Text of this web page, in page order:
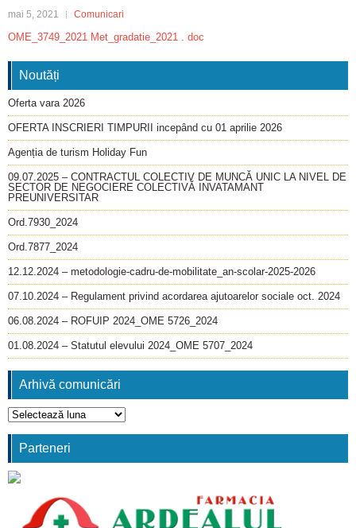
mai 5, 2021 Comunicari
OME_3749_2021 Met_gradatie_2021 . doc
Noutăți
Oferta vara 2026
OFERTA INSCRIERI TIMPURII incepând cu 01 aprilie 2026
Agenția de turism Holiday Fun
09.07.2025 – CONTRACTUL COLECTIV DE MUNCĂ UNIC LA NIVEL DE
SECTOR DE NEGOCIERE COLECTIVĂ INVATAMANT
PREUNIVERSITAR
Ord.7930_2024
Ord.7877_2024
12.12.2024 – metodologie-cadru-de-mobilitate_an-scolar-2025-2026
07.10.2024 – Regulament privind acordarea ajutoarelor sociale oct. 2024
06.08.2024 – ROFUIP 2024_OME 5726_2024
01.08.2024 – Statutul elevului 2024_OME 5707_2024
Arhivă comunicări
Arhivă
comunicări
Parteneri